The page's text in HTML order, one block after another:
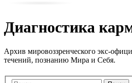
Диагностика
Архив мировоззренческого экс-
течений, познанию Мира и Себя.